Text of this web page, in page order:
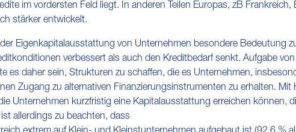
im vordersten Feld liegt. In anderen Teilen Europas, zB
stärker entwickelt.
Eigenkapitalausstattung von Unternehmen besondere Bedeutung
verbessert als auch den Kreditbedarf senkt. Aufgabe
es daher sein, Strukturen zu schaffen, die es Unternehmen,
Zugang zu alternativen Finanzierungsinstrumenten zu erhalten. Mit
Unternehmen kurzfristig eine Kapitalausstattung erreichen können,
allerdings zu beachten, dass